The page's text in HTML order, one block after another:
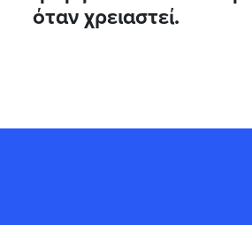
όταν χρειαστεί.